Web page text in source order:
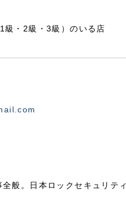
・2級・3級）のいる店
般。日本ロックセキュリティ